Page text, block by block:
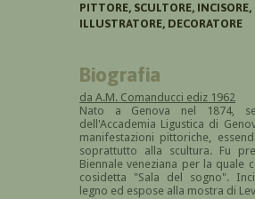
PITTORE, SCULTORE, INCISORE,
ILLUSTRATORE, DECORATORE
Biografia
da A.M. Comanducci ediz 1962
Nato a Genova nel 1874,
dell'Accademia Ligustica di
manifestazioni pittoriche,
soprattutto alla scultura. Fu
Biennale veneziana per la quale
cosidetta "Sala del sogno".
legno ed espose alla mostra di